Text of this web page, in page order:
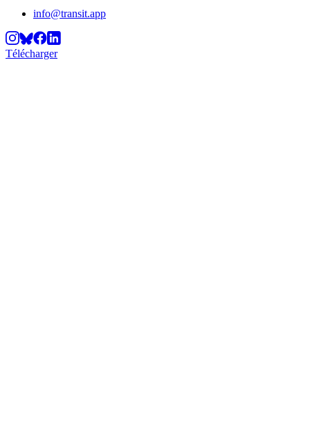
info@transit.app
Télécharger